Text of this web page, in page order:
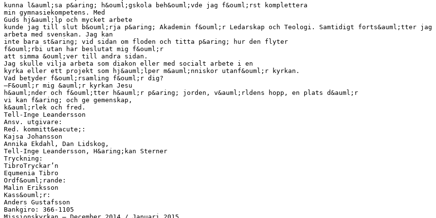
kunna l&auml;sa p&aring; h&ouml;gskola beh&ouml;vde jag f&ouml;rst komplettera
min gymnasiekompetens. Med
Guds hj&auml;lp och mycket arbete
kunde jag till slut b&ouml;rja p&aring; Akademin f&ouml;r Ledarskap och Teologi. Samtidigt forts&auml;tter
arbeta med svenskan. Jag kan
inte bara st&aring; vid sidan om floden och titta p&aring; hur den flyter
f&ouml;rbi utan har beslutat mig f&ouml;r
att simma &ouml;ver till andra sidan.
Jag skulle vilja arbeta som diakon eller med socialt arbete i en
kyrka eller ett projekt som hj&auml;lper m&auml;nniskor utanf&ouml;r kyrkan.
Vad betyder f&ouml;rsamling f&ouml;r dig?
–F&ouml;r mig &auml;r kyrkan Jesu
h&auml;nder och f&ouml;tter h&auml;r p&aring; jorden, v&auml;rldens hopp, en plats d&auml;r
vi kan f&aring; och ge gemenskap,
k&auml;rlek och fred.
Tell-Inge Leandersson
Ansv. utgivare:
Red. kommitt&eacute;:
Kajsa Johansson
Annika Ekdahl, Dan Lidskog,
Tell-Inge Leandersson, H&aring;kan Sterner
Tryckning:
TibroTryckar’n
Equmenia Tibro
Ordf&ouml;rande:
Malin Eriksson
Kass&ouml;r:
Anders Gustafsson
Bankgiro: 366-1105